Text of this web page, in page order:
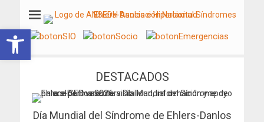
Abrir barra de herramientas
ANSEDH
Asociación Nacional del Síndrome de Ehlers-Danlos e Hiperlaxitud
DESTACADOS
Día Mundial del Síndrome de Ehlers-Danlos